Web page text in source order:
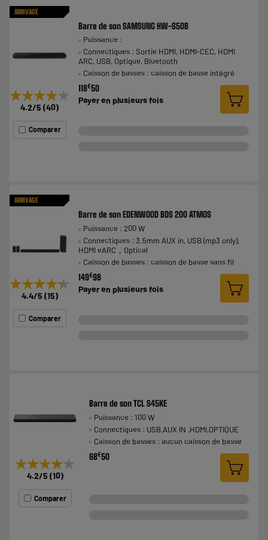
ARRIVAGE
★★★★★
★★★★★
4.2/5 (40)
Comparer
Barre de son SAMSUNG HW-S50B
Puissance :
Connectiques : Sortie HDMI, HDMI-CEC, HDMI
ARC, USB, Optique, Bluetooth
Caisson de basses : caisson de basse intégré
118€50
Payer en plusieurs fois
ARRIVAGE
★★★★★
★★★★★
4.4/5 (15)
Comparer
Barre de son EDENWOOD BDS 200 ATMOS
Puissance : 200 W
Connectiques : 3.5mm AUX in, USB (mp3 only),
HDMI eARC，Optical
Caisson de basses : caisson de basse sans fil
149€98
Payer en plusieurs fois
★★★★★
★★★★★
4.2/5 (10)
Comparer
Barre de son TCL S45KE
Puissance : 100 W
Connectiques : USB,AUX IN ,HDMI,OPTIQUE
Caisson de basses : aucun caisson de basse
68€50